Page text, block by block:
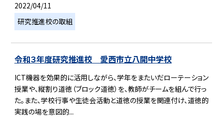
2022/04/11
研究推進校の取組
令和３年度研究推進校 愛西市立八開中学校
ICT機器を効果的に活用しながら、学年をまたいだローテーション
授業や、縦割り道徳（ブロック道徳）を、教師がチームを組んで行っ
た。また、学校行事や生徒会活動と道徳の授業を関連付け、道徳的
実践の場を意図的...